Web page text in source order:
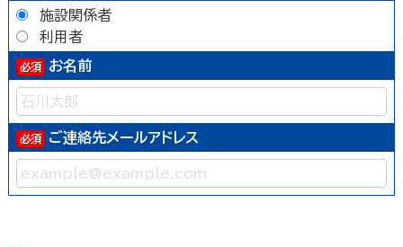
施設関係者
利用者
お名前
ご連絡先メールアドレス